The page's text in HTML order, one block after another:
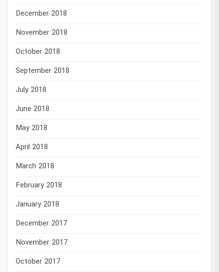
December 2018
November 2018
October 2018
September 2018
July 2018
June 2018
May 2018
April 2018
March 2018
February 2018
January 2018
December 2017
November 2017
October 2017